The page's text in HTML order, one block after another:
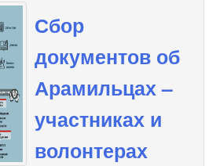
Сбор
документов об
Арамильцах –
участниках и
волонтерах